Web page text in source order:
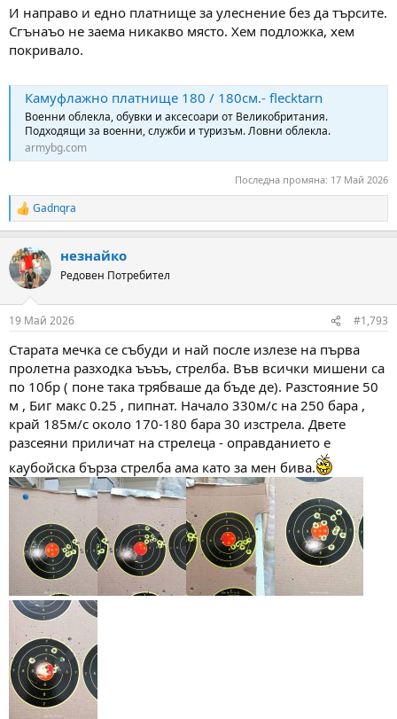
И направо и едно платнище за улеснение без да търсите.
Сгънаъо не заема никакво място. Хем подложка, хем
покривало.
Камуфлажно платнище 180 / 180см.- flecktarn
Военни облекла, обувки и аксесоари от Великобритания.
Подходящи за военни, служби и туризъм. Ловни облекла.
armybg.com
Последна промяна: 17 Май 2026
R
e
c
t
i
s
Gadnqra
незнайко
Редовен Потребител
19 Май 2026 #1,793
Старата мечка се събуди и най после излезе на първа
пролетна разходка ъъъъ, стрелба. Във всички мишени са
по 10бр ( поне така трябваше да бъде де). Разстояние 50
м , Биг макс 0.25 , пипнат. Начало 330м/с на 250 бара ,
край 185м/с около 170-180 бара 30 изстрела. Двете
разсеяни приличат на стрелеца - оправданието е
каубойска бърза стрелба ама като за мен бива.